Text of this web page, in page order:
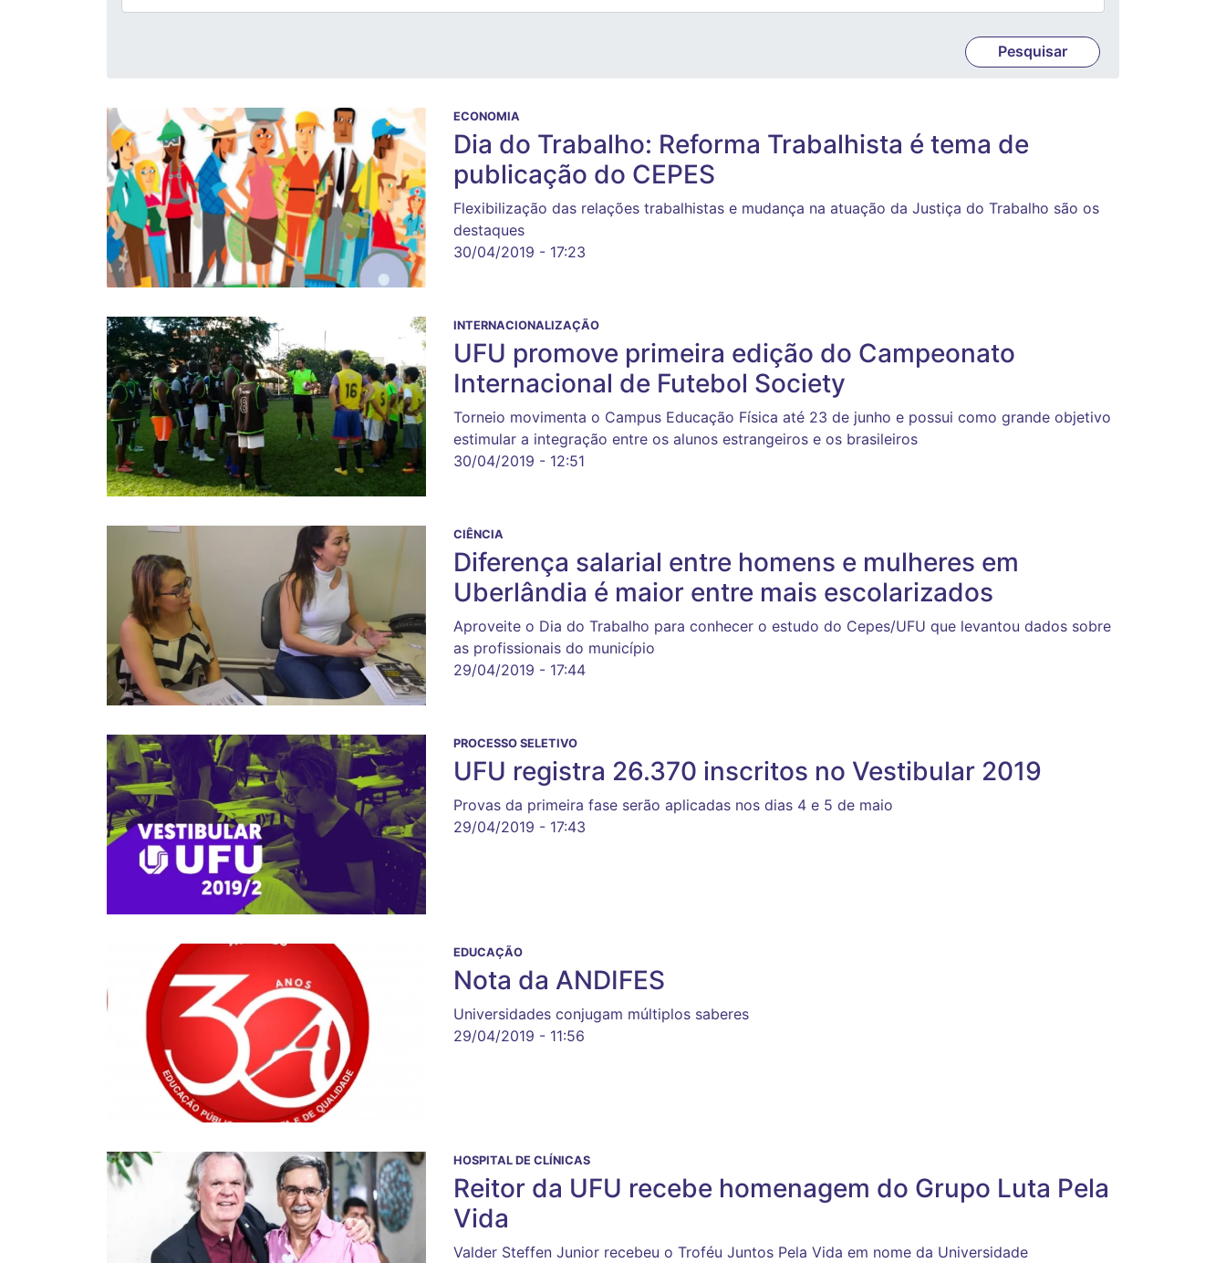
ECONOMIA
Dia do Trabalho: Reforma Trabalhista é tema de
publicação do CEPES
Flexibilização das relações trabalhistas e mudança na atuação da Justiça do Trabalho são os
destaques
30/04/2019 - 17:23
INTERNACIONALIZAÇÃO
UFU promove primeira edição do Campeonato
Internacional de Futebol Society
Torneio movimenta o Campus Educação Física até 23 de junho e possui como grande objetivo
estimular a integração entre os alunos estrangeiros e os brasileiros
30/04/2019 - 12:51
CIÊNCIA
Diferença salarial entre homens e mulheres em
Uberlândia é maior entre mais escolarizados
Aproveite o Dia do Trabalho para conhecer o estudo do Cepes/UFU que levantou dados sobre
as profissionais do município
29/04/2019 - 17:44
PROCESSO SELETIVO
UFU registra 26.370 inscritos no Vestibular 2019
Provas da primeira fase serão aplicadas nos dias 4 e 5 de maio
29/04/2019 - 17:43
EDUCAÇÃO
Nota da ANDIFES
Universidades conjugam múltiplos saberes
29/04/2019 - 11:56
HOSPITAL DE CLÍNICAS
Reitor da UFU recebe homenagem do Grupo Luta Pela
Vida
Valder Steffen Junior recebeu o Troféu Juntos Pela Vida em nome da Universidade